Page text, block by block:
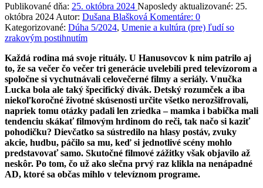
Publikované dňa: 25. októbra 2024 Naposledy aktualizované: 25.
októbra 2024 Autor: Dušana Blašková Komentáre: 0
Kategorizované: Dúha 5/2024, Umenie a kultúra (pre) ľudí so
zrakovým postihnutím
Každá rodina má svoje rituály. U Hanusovcov k nim patrilo aj
to, že sa večer čo večer tri generácie uvelebili pred televízorom a
spoločne si vychutnávali celovečerné filmy a seriály. Vnučka
Lucka bola ale taký špecifický divák. Detský rozumček a iba
niekoľkoročné životné skúsenosti určite všetko nerozšifrovali,
napriek tomu otázky padali len zriedka – mamka i babička mali
tendenciu skákať filmovým hrdinom do reči, tak načo si kaziť
pohodičku? Dievčatko sa sústredilo na hlasy postáv, zvuky
akcie, hudbu, páčilo sa mu, keď si jednotlivé scény mohlo
predstavovať samo. Skutočné filmové zážitky však objavilo až
neskôr. Po tom, čo už ako slečna prvý raz klikla na nenápadné
AD, ktoré sa občas mihlo v televíznom programe.